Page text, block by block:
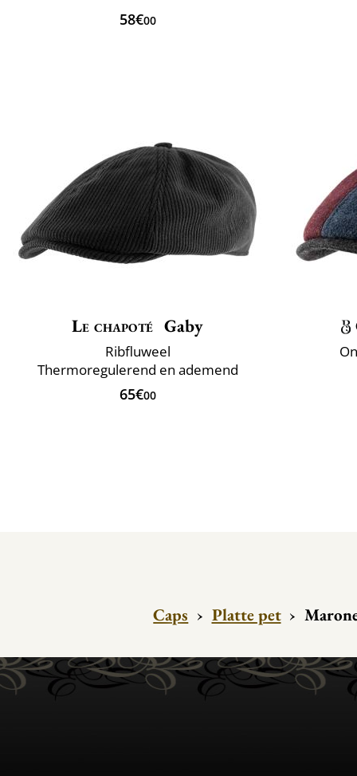
58€00
Le chapoté Gaby
Ribfluweel
Thermoregulerend en ademend
65€00
Caps › Platte pet ›